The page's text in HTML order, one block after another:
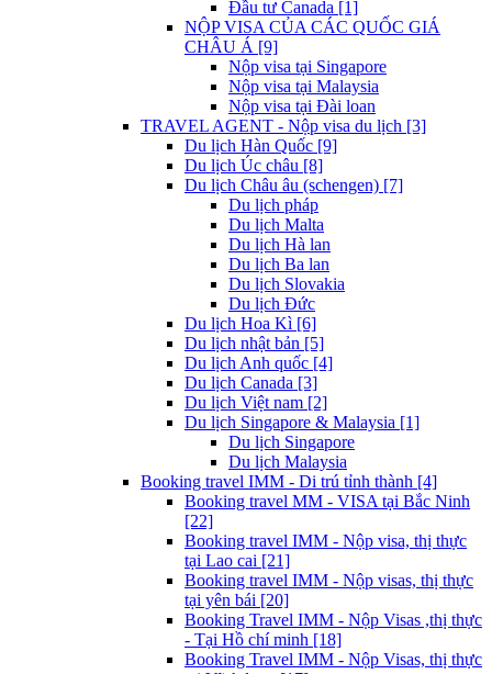
Đầu tư Canada [1]
NỘP VISA CỦA CÁC QUỐC GIÁ
CHÂU Á [9]
Nộp visa tại Singapore
Nộp visa tại Malaysia
Nộp visa tại Đài loan
TRAVEL AGENT - Nộp visa du lịch [3]
Du lịch Hàn Quốc [9]
Du lịch Úc châu [8]
Du lịch Châu âu (schengen) [7]
Du lịch pháp
Du lịch Malta
Du lịch Hà lan
Du lịch Ba lan
Du lịch Slovakia
Du lịch Đức
Du lịch Hoa Kì [6]
Du lịch nhật bản [5]
Du lịch Anh quốc [4]
Du lịch Canada [3]
Du lịch Việt nam [2]
Du lịch Singapore & Malaysia [1]
Du lịch Singapore
Du lịch Malaysia
Booking travel IMM - Di trú tỉnh thành [4]
Booking travel MM - VISA tại Bắc Ninh
[22]
Booking travel IMM - Nộp visa, thị thực
tại Lao cai [21]
Booking travel IMM - Nộp visas, thị thực
tại yên bái [20]
Booking Travel IMM - Nộp Visas ,thị thực
- Tại Hồ chí minh [18]
Booking Travel IMM - Nộp Visas, thị thực